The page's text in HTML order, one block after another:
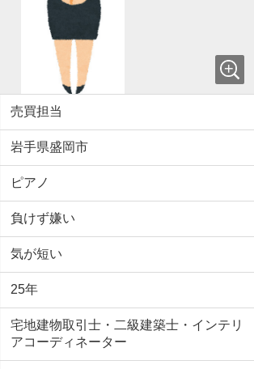
売買担当
岩手県盛岡市
ピアノ
負けず嫌い
気が短い
25年
宅地建物取引士・二級建築士・インテリ
アコーディネーター